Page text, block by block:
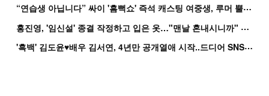
“
연습생 아닙니다” 싸이 '흠뻑쇼' 즉석 캐스팅 여중생, 루머 뿔났다[Oh!쎈 이...
홍
진영, '임신설' 종결 작정하고 입은 옷…"맨날 혼내시니까" 억울
'
흑백' 김도윤♥배우 김서연, 4년만 공개열애 시작..드디어 SNS에 노출 [핫피...